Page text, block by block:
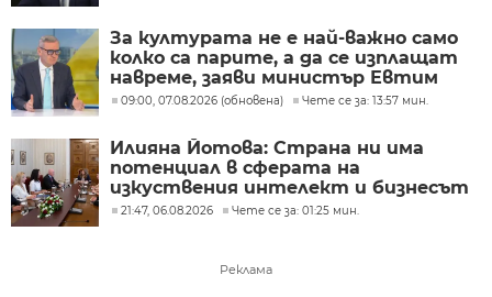
За културата не е най-важно само
колко са парите, а да се изплащат
навреме, заяви министър Евтим
Милошев
09:00, 07.08.2026 (обновена) Чете се за: 13:57 мин.
Илияна Йотова: Страна ни има
потенциал в сферата на
изкуствения интелект и бизнесът
забелязва тези перспективи
21:47, 06.08.2026 Чете се за: 01:25 мин.
Реклама